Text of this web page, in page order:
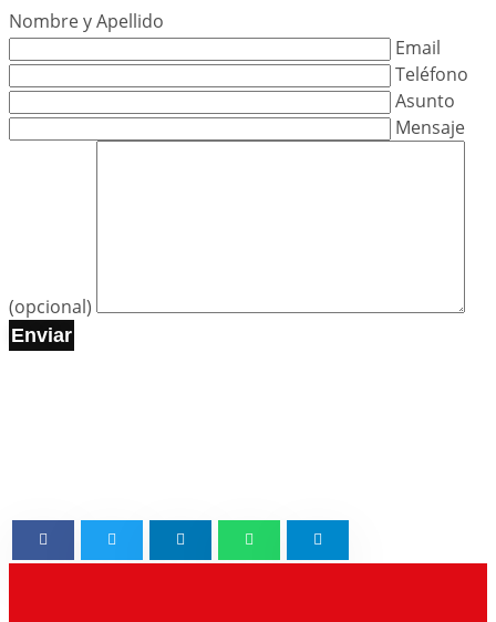
Nombre y Apellido
Email
Teléfono
Asunto
Mensaje
(opcional)
Enviar